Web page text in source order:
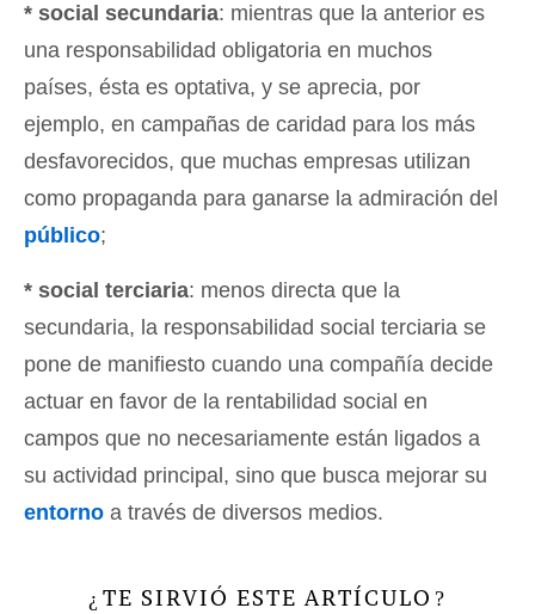
* social secundaria: mientras que la anterior es
una responsabilidad obligatoria en muchos
países, ésta es optativa, y se aprecia, por
ejemplo, en campañas de caridad para los más
desfavorecidos, que muchas empresas utilizan
como propaganda para ganarse la admiración del
público;
* social terciaria: menos directa que la
secundaria, la responsabilidad social terciaria se
pone de manifiesto cuando una compañía decide
actuar en favor de la rentabilidad social en
campos que no necesariamente están ligados a
su actividad principal, sino que busca mejorar su
entorno a través de diversos medios.
¿ TE SIRVIÓ ESTE ARTÍCULO ?